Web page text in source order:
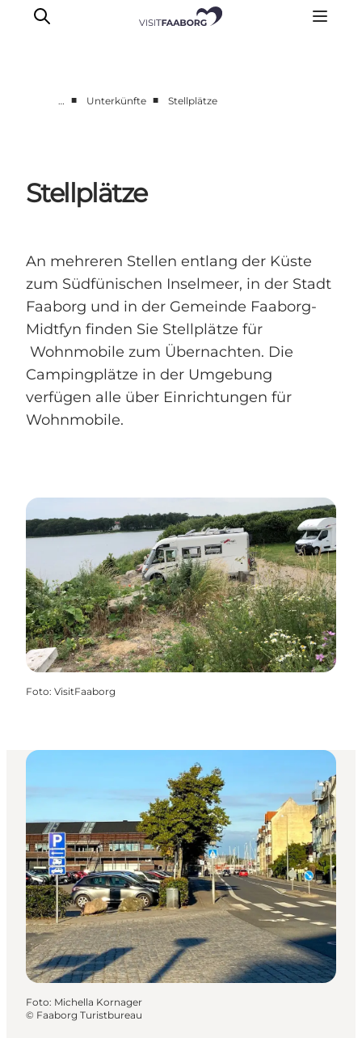
Erlebnisse
Inselhüpfen
Kalender
… ■ Unterkünfte ■ Stellplätze
Stellplätze
An mehreren Stellen entlang der Küste
zum Südfünischen Inselmeer, in der Stadt
Faaborg und in der Gemeinde Faaborg-
Midtfyn finden Sie Stellplätze für
Wohnmobile zum Übernachten. Die
Campingplätze in der Umgebung
verfügen alle über Einrichtungen für
Wohnmobile.
Foto: VisitFaaborg
Foto: Michella Kornager
© Faaborg Turistbureau